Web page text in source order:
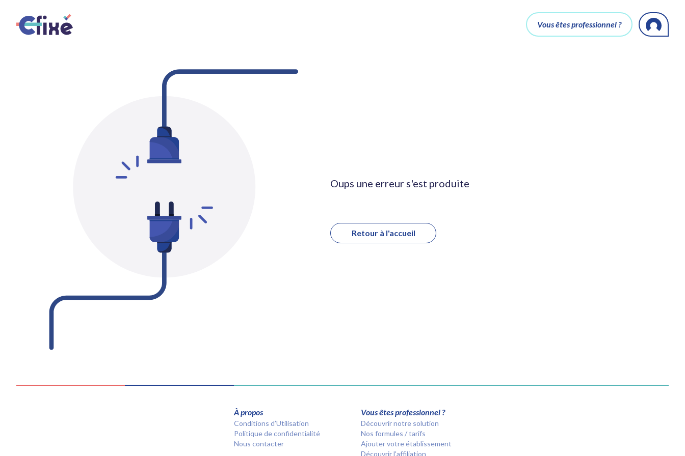
Vous êtes professionnel ?
Oups une erreur s'est produite
Retour à l'accueil
À propos
Conditions d’Utilisation
Politique de confidentialité
Nous contacter
Vous êtes professionnel ?
Découvrir notre solution
Nos formules / tarifs
Ajouter votre établissement
Découvrir l'affiliation